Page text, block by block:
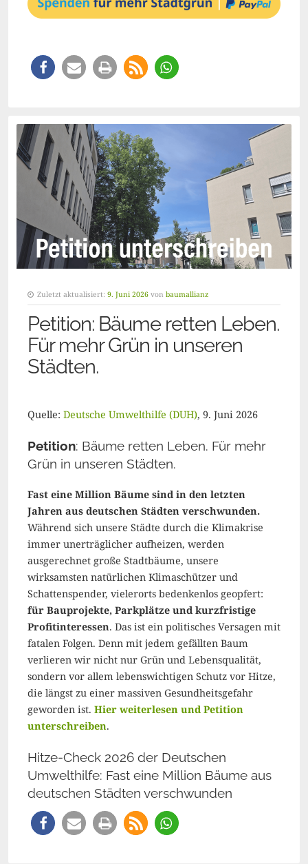
Zuletzt aktualisiert: 9. Juni 2026 von baumallianz
Petition: Bäume retten Leben.
Für mehr Grün in unseren
Städten.
Quelle: Deutsche Umwelthilfe (DUH), 9. Juni 2026
Petition: Bäume retten Leben. Für mehr
Grün in unseren Städten.
Fast eine Million Bäume sind in den letzten
Jahren aus deutschen Städten verschwunden.
Während sich unsere Städte durch die Klimakrise
immer unerträglicher aufheizen, werden
ausgerechnet große Stadtbäume, unsere
wirksamsten natürlichen Klimaschützer und
Schattenspender, vielerorts bedenkenlos geopfert:
für Bauprojekte, Parkplätze und kurzfristige
Profitinteressen. Das ist ein politisches Versagen mit
fatalen Folgen. Denn mit jedem gefällten Baum
verlieren wir nicht nur Grün und Lebensqualität,
sondern vor allem lebenswichtigen Schutz vor Hitze,
die längst zu einer massiven Gesundheitsgefahr
geworden ist. Hier weiterlesen und Petition
unterschreiben.
Hitze-Check 2026 der Deutschen
Umwelthilfe: Fast eine Million Bäume aus
deutschen Städten verschwunden